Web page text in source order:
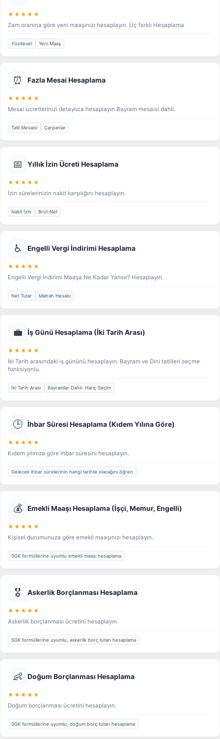
★★★★★
Zam oranına göre yeni maaşınızı hesaplayın. Üç farklı Hesaplama
Yüzdesel Yeni Maaş
⏰ Fazla Mesai Hesaplama
★★★★★
Mesai ücretlerinizi detaylıca hesaplayın.Bayram mesaisi dahil.
Tatil Mesaisi Çarpanlar
📅 Yıllık İzin Ücreti Hesaplama
★★★★★
İzin sürelerinizin nakit karşılığını hesaplayın.
Nakit İzin Brüt-Net
♿ Engelli Vergi İndirimi Hesaplama
★★★★★
Engelli Vergi İndirimi Maaşa Ne Kadar Yansır? Hesaplayın.
Net Tutar Matrah Hesabı
💼 İş Günü Hesaplama (İki Tarih Arası)
★★★★★
İki Tarih arasındaki iş gününü hesaplayın. Bayram ve Dini tatilleri seçme
fonksiyonlu.
İki Tarih Arası Bayramlar Dahil- Hariç Seçim
🕒 İhbar Süresi Hesaplama (Kıdem Yılına Göre)
★★★★★
Kıdem yılınıza göre ihbar süresini hesaplayın.
Gelecek ihbar sürelerinin hangi tarihte olacağını öğren
💰 Emekli Maaşı Hesaplama (İşçi, Memur, Engelli)
★★★★★
Kişisel durumunuza göre emekli maaşınızı hesaplayın.
SGK formüllerine uyumlu emekli maaşı hesaplama
🎖️ Askerlik Borçlanması Hesaplama
★★★★★
Askerlik borçlanması ücretini hesaplayın.
SGK formüllerine uyumlu, askerlik borç tutarı hesaplama
👶 Doğum Borçlanması Hesaplama
★★★★★
Doğum borçlanması ücretini hesaplayın.
SGK formüllerine uyumlu, doğum borç tutarı hesaplama